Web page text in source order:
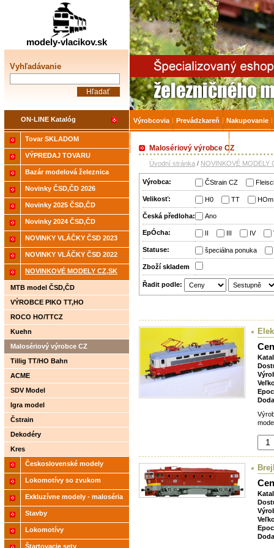
Malosériový výrobce CZ
Úvodní stránka / NOVINKOVÉ MODELY
Výrobca: ČStrain CZ
Velikosť: H0 TT HOm
Česká předloha: Ano
EpÓcha: II III IV
Statuse: špeciálna ponuka
Zboží­ skladem
Řadit podle:
Tovar SKLADOM
VÝPREDAJ TOVARU
Bazár modelová železnica
Novinky ČSD,ČD 2026
Novinky 2025 ČSD,ČD
Novinky 2024 ČSD,ČD
NOVINKY VLÁČKY ČSD 2023
NOVINKY VLÁČKY ČSD 2022
NOVINKOVÉ MODELY CZ,SK
2021
MTB model ČSD,ČD
VÝROBCE PIKO TT,HO
ROCO HO/TTCZ
Kuehn
Malosériový výrobce CZ
Tillig TT/HO Bahn
ACME
SDV Model
Igra model
Čstrain
Dekodéry
Kres
Československé modely
ČSD,ČD
Lokomotívy so zvukom
Exkluzívne modely - maloséria
Stavby
Lokomotívy
Štartovacie sety
modely-vlacikov.sk
Vyhľadávanie
ON-LINE Katalóg
Železničné
Výrobcovia Prevádzkareň Nakupovanie